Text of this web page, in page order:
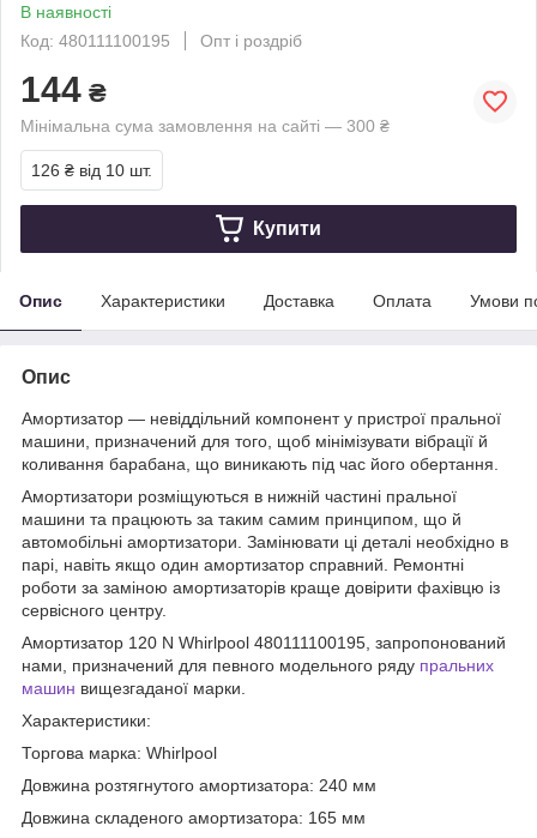
В наявності
Код: 480111100195
Опт і роздріб
144 ₴
Мінімальна сума замовлення на сайті — 300 ₴
126 ₴ від 10 шт.
Купити
Опис Характеристики Доставка Оплата Умови
Опис
Амортизатор — невіддільний компонент у пристрої пральної
машини, призначений для того, щоб мінімізувати вібрації й
коливання барабана, що виникають під час його обертання.
Амортизатори розміщуються в нижній частині пральної
машини та працюють за таким самим принципом, що й
автомобільні амортизатори. Замінювати ці деталі необхідно в
парі, навіть якщо один амортизатор справний. Ремонтні
роботи за заміною амортизаторів краще довірити фахівцю із
сервісного центру.
Амортизатор 120 N Whirlpool 480111100195, запропонований
нами, призначений для певного модельного ряду пральних
машин вищезгаданої марки.
Характеристики:
Торгова марка: Whirlpool
Довжина розтягнутого амортизатора: 240 мм
Довжина складеного амортизатора: 165 мм